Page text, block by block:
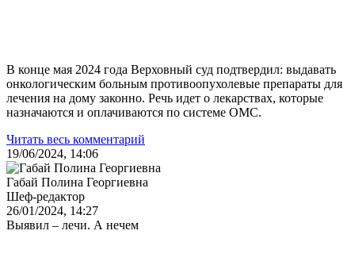
В конце мая 2024 года Верховный суд подтвердил: выдавать
онкологическим больным противоопухолевые препараты для
лечения на дому законно. Речь идет о лекарствах, которые
назначаются и оплачиваются по системе ОМС.
Читать весь комментарий
19/06/2024, 14:06
Габай Полина Георгиевна
Шеф-редактор
26/01/2024, 14:27
Выявил – лечи. А нечем